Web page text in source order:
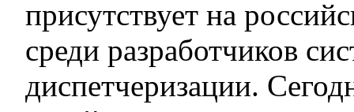
присутствует на
среди разработчиков
диспетчеризации.